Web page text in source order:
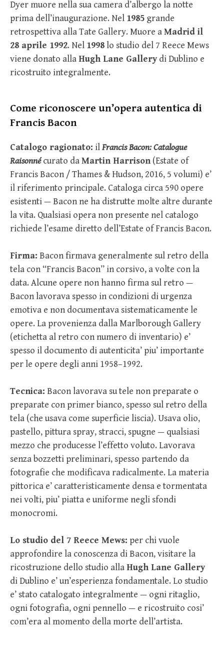
Dyer muore nella sua camera d’albergo la notte
prima dell’inaugurazione. Nel 1985 grande
retrospettiva alla Tate Gallery. Muore aMadrid il
28 aprile 1992. Nel 1998lo studio del 7 Reece Mews
viene donato allaHugh Lane Gallery di Dublino e
ricostruito integralmente.
Come riconoscere un’opera autentica di
Francis Bacon
Catalogo ragionato: ilFrancis Bacon: Catalogue
Raisonnécurato daMartin Harrison (Estate of
Francis Bacon / Thames & Hudson, 2016, 5 volumi) e’
il riferimento principale. Cataloga circa 590 opere
esistenti — Bacon ne ha distrutte molte altre durante
la vita. Qualsiasi opera non presente nel catalogo
richiede l’esame diretto dell’Estate of Francis Bacon.
Firma: Bacon firmava generalmente sul retro della
tela con “Francis Bacon” in corsivo, a volte con la
data. Alcune opere non hanno firma sul retro —
Bacon lavorava spesso in condizioni di urgenza
emotiva e non documentava sistematicamente le
opere. La provenienza dalla Marlborough Gallery
(etichetta al retro con numero di inventario) e’
spesso il documento di autenticita’ piu’ importante
per le opere degli anni 1958–1992.
Tecnica: Bacon lavorava su tele non preparate o
preparate con primer bianco, spesso sul retro della
tela (che usava come superficie liscia). Usava olio,
pastello, pittura spray, stracci, spugne — qualsiasi
mezzo che producesse l’effetto voluto. Lavorava
senza bozzetti preliminari, spesso partendo da
fotografie che modificava radicalmente. La materia
pittorica e’ caratteristicamente densa e tormentata
nei volti, piu’ piatta e uniforme negli sfondi
monocromi.
Lo studio del 7 Reece Mews: per chi vuole
approfondire la conoscenza di Bacon, visitare la
ricostruzione dello studio allaHugh Lane Gallery
di Dublino e’ un’esperienza fondamentale. Lo studio
e’ stato catalogato integralmente — ogni ritaglio,
ogni fotografia, ogni pennello — e ricostruito cosi’
com’era al momento della morte dell’artista.